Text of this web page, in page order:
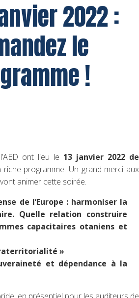
2022 :
le
!
ont lieu le 13 janvier 2022 de
riche programme. Un grand merci aux
animer cette soirée.
de l’Europe : harmoniser la
Quelle relation construire
capacitaires otaniens et
»
et dépendance à la